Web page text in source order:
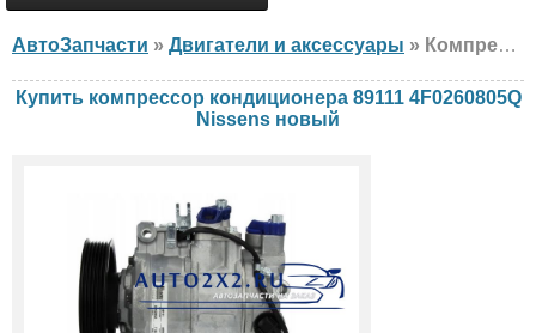
АвтоЗапчасти » Двигатели и аксессуары » Компрессор кондиционера Nissens 89111 4F0260805Q Audi, новый
Купить компрессор кондиционера 89111 4F0260805Q
Nissens новый